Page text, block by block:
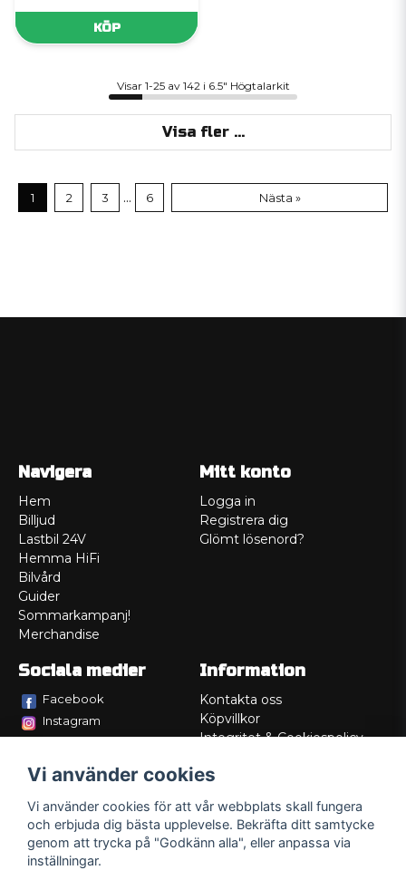
KÖP
Visar 1-25 av 142 i 6.5" Högtalarkit
Visa fler ...
1 2 3 ... 6 Nästa »
Navigera
Hem
Billjud
Lastbil 24V
Hemma HiFi
Bilvård
Guider
Sommarkampanj!
Merchandise
Mitt konto
Logga in
Registrera dig
Glömt lösenord?
Sociala medier
Facebook
Instagram
Information
Kontakta oss
Köpvillkor
Integritet & Cookiespolicy
Service/Garanti
Lådritning
Om oss
Vi använder cookies
Vi använder cookies för att vår webbplats skall fungera
och erbjuda dig bästa upplevelse. Bekräfta ditt samtycke
genom att trycka på "Godkänn alla", eller anpassa via
inställningar.